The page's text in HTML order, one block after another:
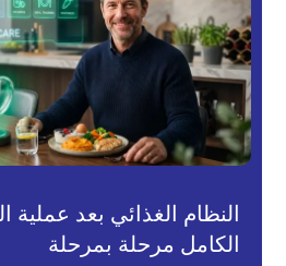
النظام الغذائي بعد عملية
الكامل مرحلة بمرحلة